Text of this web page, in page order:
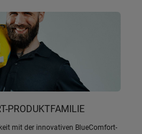
PRODUKTFAMILIE
mit der innovativen BlueComfort-